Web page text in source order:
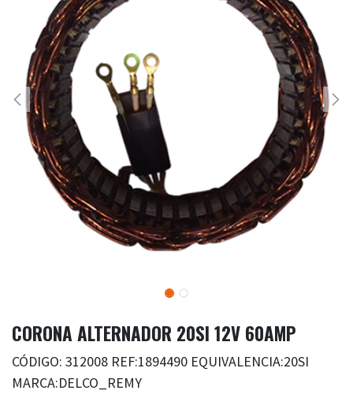
CORONA ALTERNADOR 20SI 12V 60AMP
CÓDIGO: 312008 REF:1894490 EQUIVALENCIA:20SI
MARCA:DELCO_REMY